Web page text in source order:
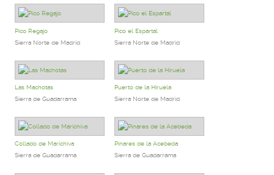
Pico Regajo
Sierra Norte de Madrid
Pico el Espartal
Sierra Norte de Madrid
Las Machotas
Sierra de Guadarrama
Puerto de la Hiruela
Sierra Norte de Madrid
Collado de Marichiva
Sierra de Guadarrama
Pinares de la Acebeda
Sierra de Guadarrama